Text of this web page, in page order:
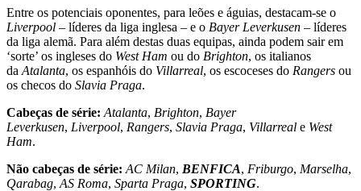
Entre os potenciais oponentes, para leões e águias, destacam-se o
Liverpool – líderes da liga inglesa – e o Bayer Leverkusen – líderes
da liga alemã. Para além destas duas equipas, ainda podem sair em
‘sorte’ os ingleses do West Ham ou do Brighton, os italianos
da Atalanta, os espanhóis do Villarreal, os escoceses do Rangers ou
os checos do Slavia Praga.
Cabeças de série: Atalanta, Brighton, Bayer
Leverkusen, Liverpool, Rangers, Slavia Praga, Villarreal e West
Ham.
Não cabeças de série: AC Milan, BENFICA, Friburgo, Marselha,
Qarabag, AS Roma, Sparta Praga, SPORTING.